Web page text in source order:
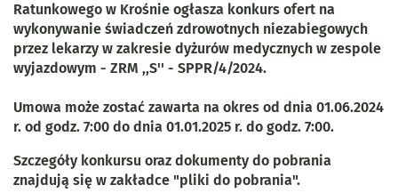
Ratunkowego w Krośnie ogłasza konkurs ofert na
wykonywanie świadczeń zdrowotnych niezabiegowych
przez lekarzy w zakresie dyżurów medycznych w zespole
wyjazdowym - ZRM ,,S'' - SPPR/4/2024.
Umowa może zostać zawarta na okres od dnia 01.06.2024
r. od godz. 7:00 do dnia 01.01.2025 r. do godz. 7:00.
Szczegóły konkursu oraz dokumenty do pobrania
znajdują się w zakładce "pliki do pobrania".